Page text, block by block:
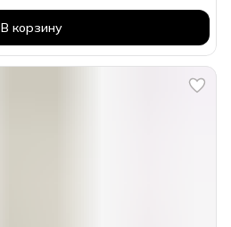
В корзину